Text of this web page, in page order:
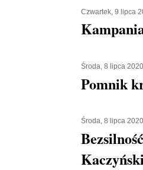
Czwartek, 9 lipca
Środa, 8 lipca 2020
Pomnik
Środa, 8 lipca 2020